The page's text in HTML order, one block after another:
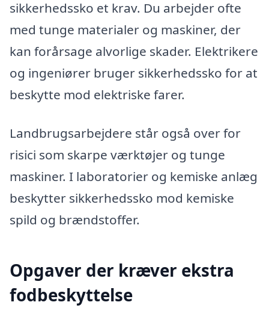
sikkerhedssko et krav. Du arbejder ofte
med tunge materialer og maskiner, der
kan forårsage alvorlige skader. Elektrikere
og ingeniører bruger sikkerhedssko for at
beskytte mod elektriske farer.
Landbrugsarbejdere står også over for
risici som skarpe værktøjer og tunge
maskiner. I laboratorier og kemiske anlæg
beskytter sikkerhedssko mod kemiske
spild og brændstoffer.
Opgaver der kræver ekstra
fodbeskyttelse